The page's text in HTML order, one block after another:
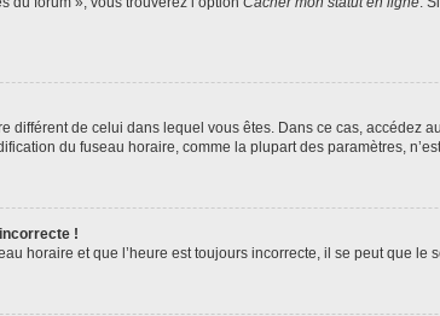
différent de celui dans lequel vous êtes. Dans ce cas, accédez au
du fuseau horaire, comme la plupart des paramètres,
!
horaire et que l’heure est toujours incorrecte, il se peut que